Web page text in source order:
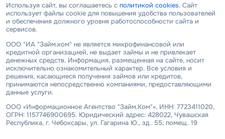
Используя сайт, вы соглашаетесь с политикой cookies. Сайт
использует файлы cookie для повышения удобства пользователей
и обеспечения должного уровня работоспособности сайта и
сервисов.
ООО "ИА "Займ.ком" не является микрофинансовой или
кредитной организацией, не выдает займы и не привлекает
денежных средств. Информация, размещенная на сайте, носит
исключительно ознакомительный характер. Все условия и
решения, касающиеся получения займов или кредитов,
принимаются непосредственно компаниями, предоставляющими
данные услуги.
ООО «Информационное Агентство "Займ.Ком"», ИНН: 7723411020,
ОГРН: 1157746900695. Юридический адрес: 428022, Чувашская
Республика, г. Чебоксары, ул. Гагарина Ю., зд. 55, помещ. 19